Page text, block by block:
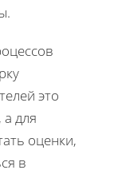
это
для
оценки,
в